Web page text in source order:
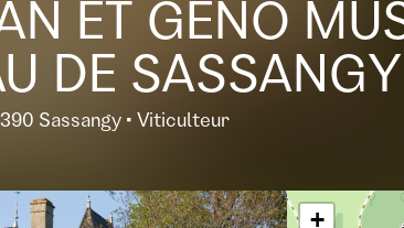
ET GENO
DE SASSANGY
Sassangy • Viticulteur
+